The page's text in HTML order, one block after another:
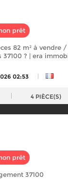
prêt
82 m² à vendre /
37100 ? | era
02:53 |
4 PIÈCE(S)
prêt
37100